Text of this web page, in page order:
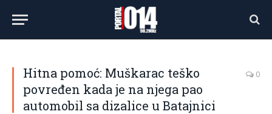
Hitna pomoć: Muškarac teško
povređen kada je na njega pao
automobil sa dizalice u Batajnici
0